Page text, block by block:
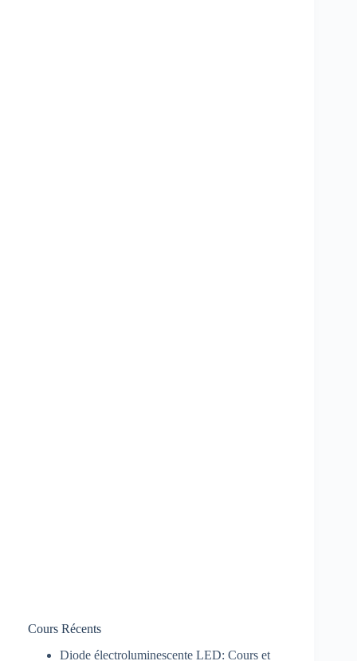
Cours Récents
Diode électroluminescente LED: Cours et